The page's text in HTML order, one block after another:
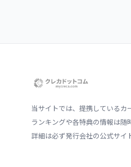
当サイトでは、提携しているカ
ランキングや各特典の情報は随
詳細は必ず発行会社の公式サイ